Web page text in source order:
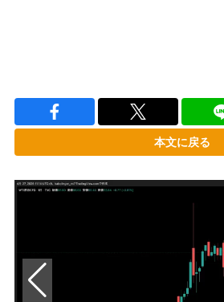
本文に戻る